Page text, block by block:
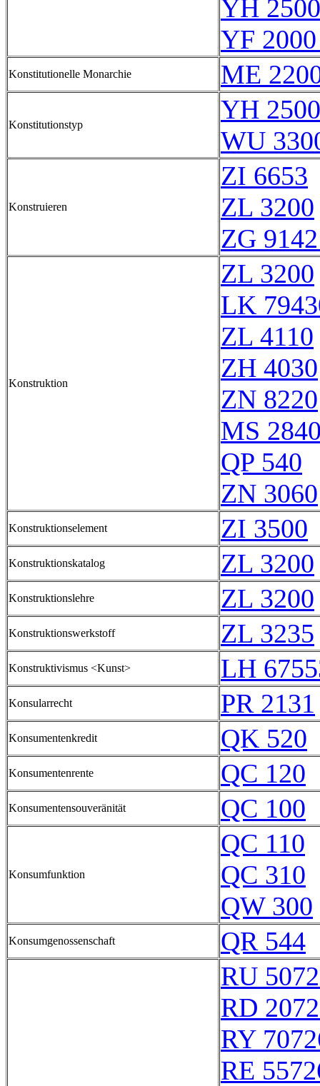
YH
YF
Konstitutionelle Monarchie ME
Konstitutionstyp
YH
WU
Konstruieren
ZI 6653
ZL 3200
ZG
Konstruktion
ZL 3200
LK
ZL 4110
ZH 4030
ZN 8220
MS
QP 540
ZN 3060
Konstruktionselement ZI 3500
Konstruktionskatalog ZL 3200
Konstruktionslehre ZL 3200
Konstruktionswerkstoff ZL 3235
Konstruktivismus <Kunst> LH
Konsularrecht PR 2131
Konsumentenkredit QK 520
Konsumentenrente QC 120
Konsumentensouveränität QC 100
Konsumfunktion
QC 110
QC 310
QW 300
Konsumgenossenschaft
QR 544
RU
RD
RY
RE